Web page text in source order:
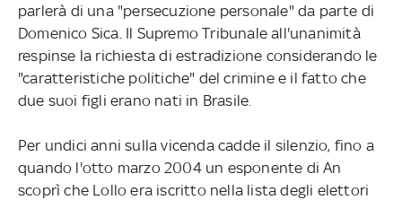
parlerà di una "persecuzione personale" da parte di
Domenico Sica. Il Supremo Tribunale all'unanimità
respinse la richiesta di estradizione considerando le
"caratteristiche politiche" del crimine e il fatto che
due suoi figli erano nati in Brasile.
Per undici anni sulla vicenda cadde il silenzio, fino a
quando l'otto marzo 2004 un esponente di An
scoprì che Lollo era iscritto nella lista degli elettori